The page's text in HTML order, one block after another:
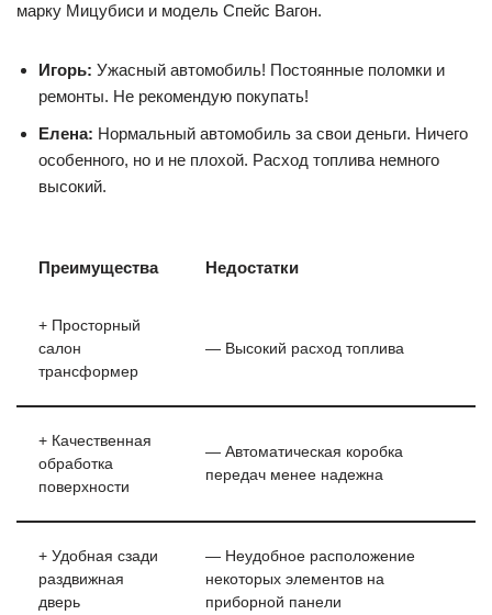
марку Мицубиси и модель Спейс Вагон.
Игорь: Ужасный автомобиль! Постоянные поломки и
ремонты. Не рекомендую покупать!
Елена: Нормальный автомобиль за свои деньги. Ничего
особенного, но и не плохой. Расход топлива немного
высокий.
Преимущества Недостатки
+ Просторный
салон
трансформер
— Высокий расход топлива
+ Качественная
обработка
поверхности
— Автоматическая коробка
передач менее надежна
+ Удобная сзади
раздвижная
дверь
— Неудобное расположение
некоторых элементов на
приборной панели